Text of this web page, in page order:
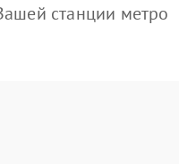
станции метро